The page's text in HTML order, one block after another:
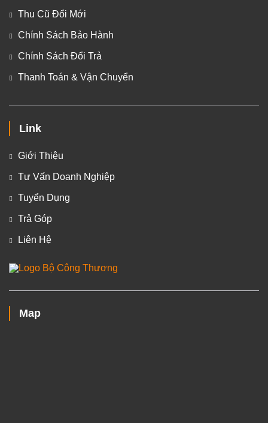
Thu Cũ Đổi Mới
Chính Sách Bảo Hành
Chính Sách Đổi Trả
Thanh Toán & Vận Chuyển
Link
Giới Thiệu
Tư Vấn Doanh Nghiệp
Tuyển Dụng
Trả Góp
Liên Hệ
Map